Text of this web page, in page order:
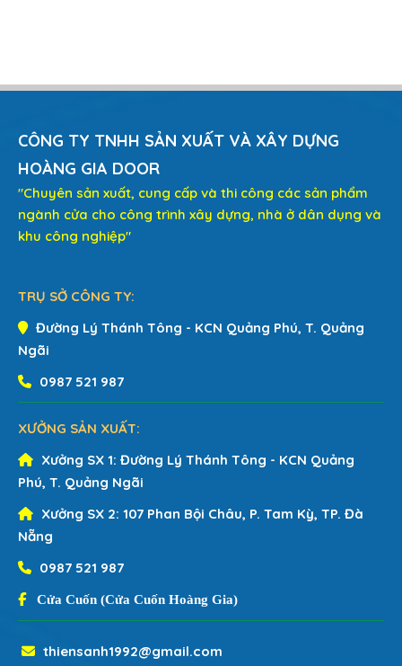
CÔNG TY TNHH SẢN XUẤT VÀ XÂY DỰNG
HOÀNG GIA DOOR
"Chuyên sản xuất, cung cấp và thi công các sản phẩm
ngành cửa cho công trình xây dựng, nhà ở dân dụng và
khu công nghiệp"
TRỤ SỞ CÔNG TY:
Đường Lý Thánh Tông - KCN Quảng Phú, T. Quảng
Ngãi
0987 521 987
XƯỞNG SẢN XUẤT:
Xưởng SX 1: Đường Lý Thánh Tông - KCN Quảng
Phú, T. Quảng Ngãi
Xưởng SX 2: 107 Phan Bội Châu, P. Tam Kỳ, TP. Đà
Nẵng
0987 521 987
Cửa Cuốn (Cửa Cuốn Hoàng Gia)
thiensanh1992@gmail.com